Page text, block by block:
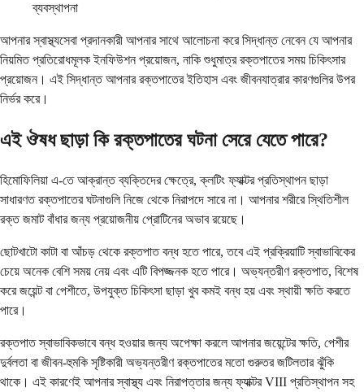
ব্যবস্থাপনা
আপনার স্বাস্থ্যসেবা প্রদানকারী আপনার সাথে আলোচনা করে সিদ্ধান্ত নেবেন যে আপনার
নিয়মিত প্রতিরোধমূলক ইনফিউশন প্রয়োজন, নাকি শুধুমাত্র রক্তপাতের সময় চিকিৎসার
প্রয়োজন। এই সিদ্ধান্ত আপনার রক্তপাতের ইতিহাস এবং জীবনযাত্রার কারণগুলির উপর
নির্ভর করে।
এই ঔষধ ছাড়া কি রক্তপাতের ঘটনা সেরে যেতে পারে?
হিমোফিলিয়া এ-তে আক্রান্ত ব্যক্তিদের ক্ষেত্রে, ক্লটিং ফ্যাক্টর প্রতিস্থাপন ছাড়া
সাধারণত রক্তপাতের ঘটনাগুলি নিজে থেকে নিরাপদে সারে না। আপনার শরীরে স্থিতিশীল
রক্ত জমাট বাঁধার জন্য প্রয়োজনীয় প্রোটিনের অভাব রয়েছে।
ছোটখাটো কাটা বা আঁচড় থেকে রক্তপাত বন্ধ হতে পারে, তবে এই প্রক্রিয়াটি স্বাভাবিকের
চেয়ে অনেক বেশি সময় নেয় এবং এটি বিপজ্জনক হতে পারে। অভ্যন্তরীণ রক্তপাত, বিশেষ
করে জয়েন্ট বা পেশীতে, উপযুক্ত চিকিৎসা ছাড়া খুব কমই বন্ধ হয় এবং স্থায়ী ক্ষতি করতে
পারে।
রক্তপাত স্বাভাবিকভাবে বন্ধ হওয়ার জন্য অপেক্ষা করলে আপনার জয়েন্টের ক্ষতি, পেশীর
দুর্বলতা বা জীবন-হুমকি সৃষ্টিকারী অভ্যন্তরীণ রক্তপাতের মতো গুরুতর জটিলতার ঝুঁকি
থাকে। এই কারণেই আপনার স্বাস্থ্য এবং নিরাপত্তার জন্য ফ্যাক্টর VIII প্রতিস্থাপন সহ